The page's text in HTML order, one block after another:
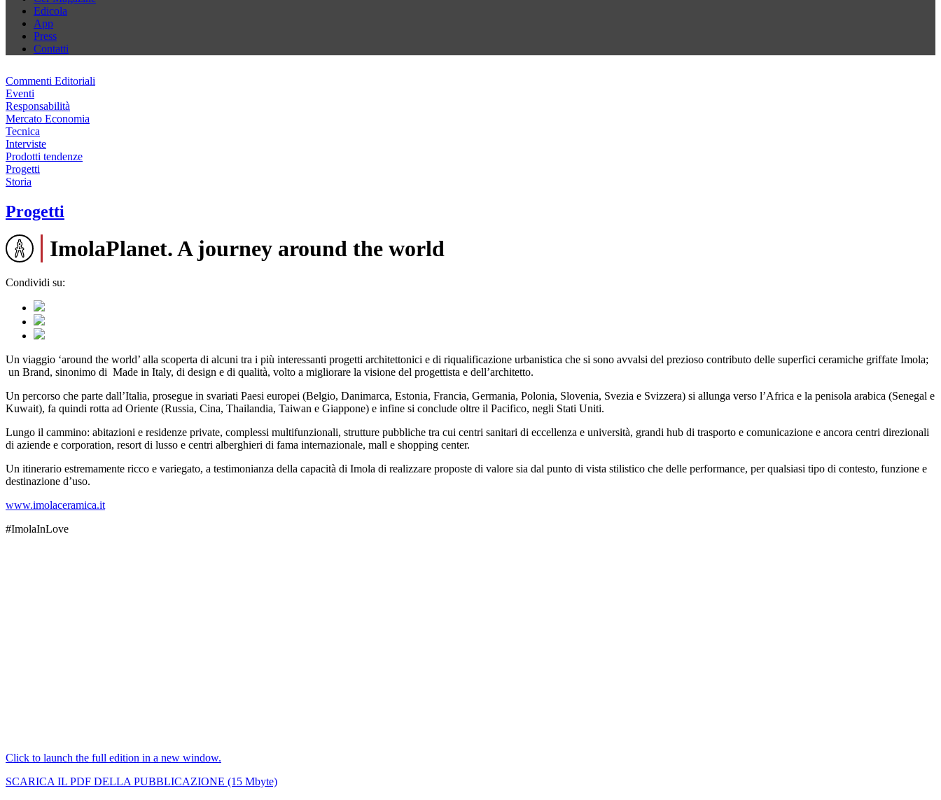
Edicola
App
Press
Contatti
Commenti Editoriali
Eventi
Responsabilità
Mercato Economia
Tecnica
Interviste
Prodotti tendenze
Progetti
Storia
Progetti
ImolaPlanet. A journey around the world
Condividi su:
Un viaggio ‘around the world’ alla scoperta di alcuni tra i più interessanti progetti architettonici e di riqualificazione urbanistica che si sono avvalsi del prezioso contributo delle superfici ceramiche griffate Imola;
un Brand, sinonimo di Made in Italy, di design e di qualità, volto a migliorare la visione del progettista e dell’architetto.
Un percorso che parte dall’Italia, prosegue in svariati Paesi europei (Belgio, Danimarca, Estonia, Francia, Germania, Polonia, Slovenia, Svezia e Svizzera) si allunga verso l’Africa e la penisola arabica (Senegal e
Kuwait), fa quindi rotta ad Oriente (Russia, Cina, Thailandia, Taiwan e Giappone) e infine si conclude oltre il Pacifico, negli Stati Uniti.
Lungo il cammino: abitazioni e residenze private, complessi multifunzionali, strutture pubbliche tra cui centri sanitari di eccellenza e università, grandi hub di trasporto e comunicazione e ancora centri direzionali
di aziende e corporation, resort di lusso e centri alberghieri di fama internazionale, mall e shopping center.
Un itinerario estremamente ricco e variegato, a testimonianza della capacità di Imola di realizzare proposte di valore sia dal punto di vista stilistico che delle performance, per qualsiasi tipo di contesto, funzione e
destinazione d’uso.
www.imolaceramica.it
#ImolaInLove
Click to launch the full edition in a new window.
SCARICA IL PDF DELLA PUBBLICAZIONE (15 Mbyte)